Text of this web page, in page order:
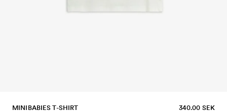
MINIBABIES T-SHIRT 340.00 SEK